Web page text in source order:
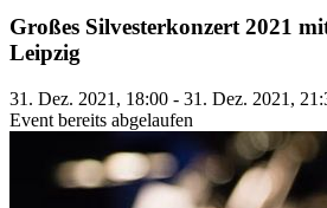
Großes Silvesterkonzert 2021
Leipzig
31. Dez. 2021, 18:00 - 31. Dez. 2021,
Event bereits abgelaufen